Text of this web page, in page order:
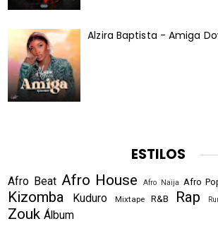
Alzira Baptista - Amiga
ESTILOS
Afro Beat Afro House Afro Naija Afro
Kizomba Kuduro Mixtape R&B Rap
Zouk Álbum